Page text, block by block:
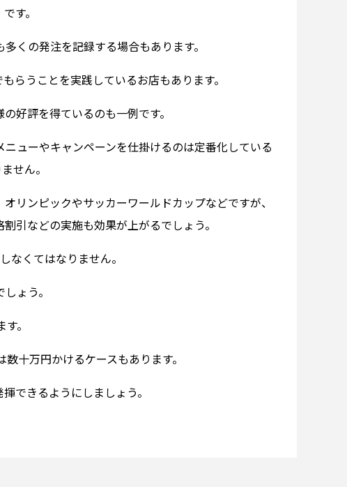
す。
くの発注を記録する場合もあります。
らうことを実践しているお店もあります。
好評を得ているのも一例です。
ューやキャンペーンを仕掛けるのは定番化している
せん。
リンピックやサッカーワールドカップなどですが、
引などの実施も効果が上がるでしょう。
なくてはなりません。
ょう。
。
十万円かけるケースもあります。
できるようにしましょう。